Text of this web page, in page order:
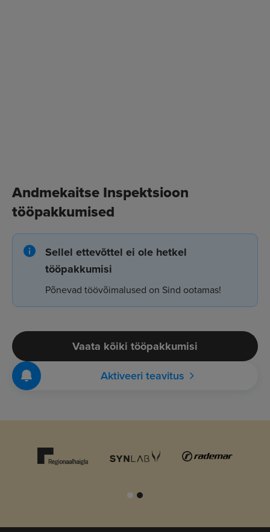
Andmekaitse Inspektsioon
tööpakkumised
Sellel ettevõttel ei ole hetkel
tööpakkumisi
Põnevad töövõimalused on Sind ootamas!
Vaata kõiki tööpakkumisi
Aktiveeri teavitus